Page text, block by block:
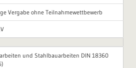
Vergabe ohne Teilnahmewettbewerb
und Stahlbauarbeiten DIN 18360